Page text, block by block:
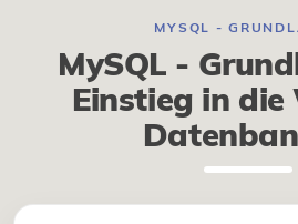
MYSQL -
MySQL -
Einstieg in die